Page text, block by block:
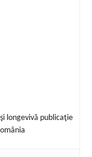
longevivă publicaţie